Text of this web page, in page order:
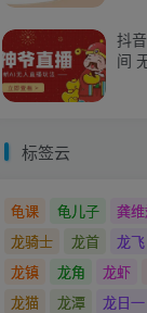
抖
间
标签云
龟课 龟儿子 龚
龙骑士
龙首 龙飞
龙镇
龙角 龙虾
龙猫
龙潭 龙日一